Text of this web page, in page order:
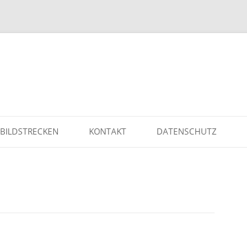
BILDSTRECKEN KONTAKT DATENSCHUTZ